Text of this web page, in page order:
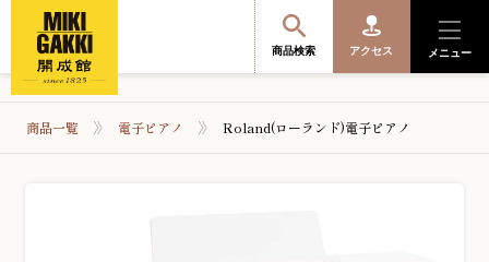
商品検索 アクセス メニュー
商品一覧 電子ピアノ Roland(ローランド)電子ピアノ